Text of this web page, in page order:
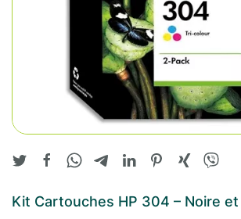
Kit Cartouches HP 304 – Noire